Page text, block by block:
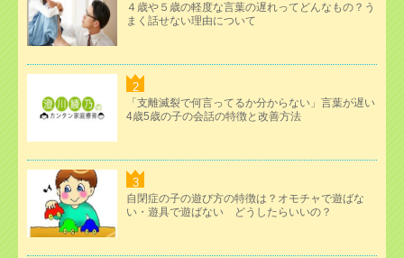
４歳や５歳の軽度な言葉の遅れってどんなもの？う
まく話せない理由について
「支離滅裂で何言ってるか分からない」言葉が遅い
4歳5歳の子の会話の特徴と改善方法
自閉症の子の遊び方の特徴は？オモチャで遊ばな
い・遊具で遊ばない どうしたらいいの？